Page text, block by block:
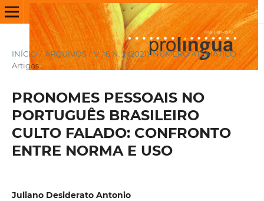
INÍCIO / ARQUIVOS / V. 16 N. 2 (2021): NÚMERO ATEMÁTICO /
Artigos
PRONOMES PESSOAIS NO
PORTUGUÊS BRASILEIRO
CULTO FALADO: CONFRONTO
ENTRE NORMA E USO
Juliano Desiderato Antonio